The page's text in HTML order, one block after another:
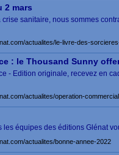
2 mars
sanitaire, nous sommes
actualites/le-livre-des-
: le Thousand Sunny
- Edition originale, recevez en
actualites/operation-
équipes des éditions Glénat
actualites/bonne-annee-2022